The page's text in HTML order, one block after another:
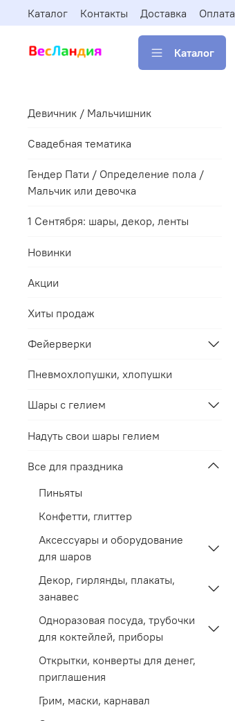
Каталог Контакты Доставка Оплата
Каталог
Девичник / Мальчишник
Свадебная тематика
Гендер Пати / Определение пола /
Мальчик или девочка
1 Сентября: шары, декор, ленты
Новинки
Акции
Хиты продаж
Фейерверки
Пневмохлопушки, хлопушки
Шары с гелием
Надуть свои шары гелием
Все для праздника
Пиньяты
Конфетти, глиттер
Аксессуары и оборудование
для шаров
Декор, гирлянды, плакаты,
занавес
Одноразовая посуда, трубочки
для коктейлей, приборы
Открытки, конверты для денег,
приглашения
Грим, маски, карнавал